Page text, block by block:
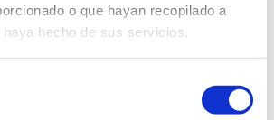
o que hayan recopilado a
hecho de sus servicios.